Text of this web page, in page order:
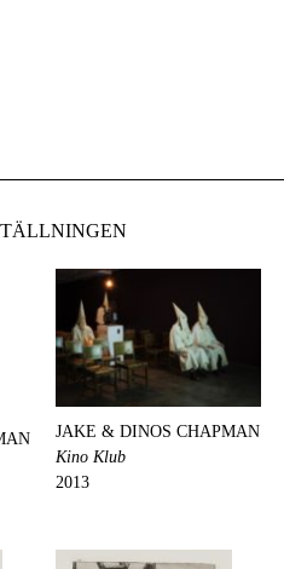
JAKE & DINOS CHAPMAN
Kino Klub
2013